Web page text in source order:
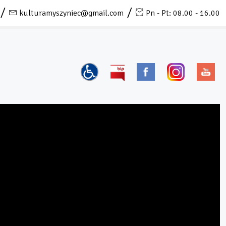
kulturamyszyniec@gmail.com Pn - Pt: 08.00 - 16.00